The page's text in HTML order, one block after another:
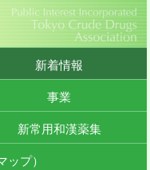
新着情報
事業
新常用和漢薬集
プ）